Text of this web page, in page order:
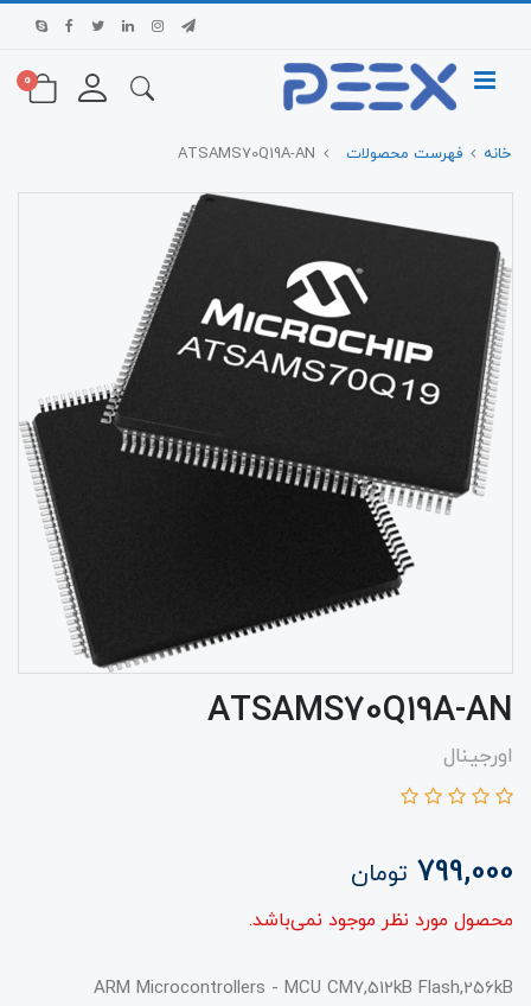
0
خانه فهرست محصولات ATSAMS70Q19A-AN
ATSAMS70Q19A-AN
اورجینال
799,000 تومان
محصول مورد نظر موجود نمی‌باشد.
ARM Microcontrollers - MCU CM7,512kB Flash,256kB